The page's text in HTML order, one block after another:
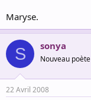
Maryse.
S sonya
Nouveau poète
22 Avril 2008